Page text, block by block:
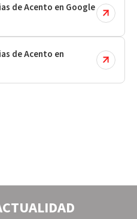
de Acento en Google
de Acento en